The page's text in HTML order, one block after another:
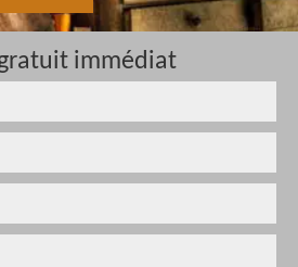
immédiat